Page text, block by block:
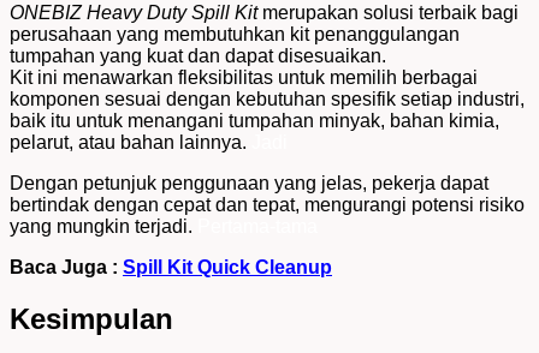
ONEBIZ Heavy Duty Spill Kitmerupakan solusi terbaik bagi
perusahaan yang membutuhkan kit penanggulangan
tumpahan yang kuat dan dapat disesuaikan.
Kit ini menawarkan fleksibilitas untuk memilih berbagai
komponen sesuai dengan kebutuhan spesifik setiap industri,
baik itu untuk menangani tumpahan minyak, bahan kimia,
pelarut, atau bahan lainnya.
Dengan petunjuk penggunaan yang jelas, pekerja dapat
bertindak dengan cepat dan tepat, mengurangi potensi risiko
yang mungkin terjadi.
Baca Juga : Spill Kit Quick Cleanup
Kesimpulan